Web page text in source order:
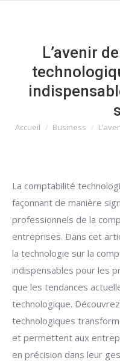
L’avenir
Vous êtes ici :
Accueil Business
La comptabilité
façonnant de manière
professionnels de la
entreprises. Dans cet
la technologie sur la
indispensables pour les
que les tendances
technologique.
technologiques
et permettent aux
en précision dans leur